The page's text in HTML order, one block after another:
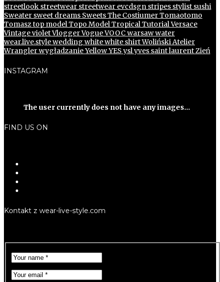
streetlook streetwear streetwear evcdsgn stripes stylist sushi
Sweater sweet dreams SweetsThe CostiumerTomaotomo
Tomasztop modelTopo ModelTropicalTutorialVersace
VintagevioletVloggerVogueVOOC warsawwater
wear.live.stylewedding whitewhite shirtWoliński Atelier
WranglerwygładzanieYellowYESyslyves saint laurentZień
INSTAGRAM
The user currently does not have any images...
FIND US ON
Kontakt z wear-live-style.com